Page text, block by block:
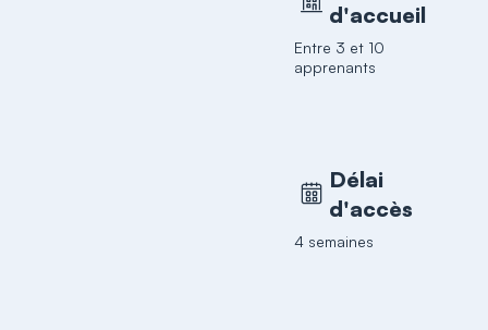
d'accueil
Entre 3 et 10
apprenants
Délai
d'accès
4 semaines